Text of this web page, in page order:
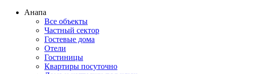
Анапа
Все объекты
Частный сектор
Гостевые дома
Отели
Гостиницы
Квартиры посуточно